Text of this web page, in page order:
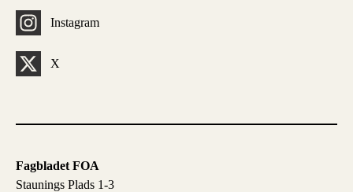
Fagbladet FOA
Staunings Plads 1-3
Instagram
X